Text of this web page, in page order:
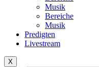
Musik
Bereiche
Musik
Predigten
Livestream
X